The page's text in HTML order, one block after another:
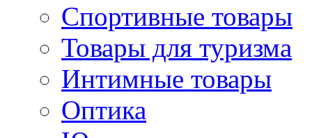
Спортивные товары
Товары для туризма
Интимные товары
Оптика